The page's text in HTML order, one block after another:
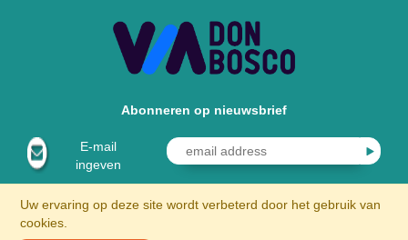
Uw ervaring op deze site wordt verbeterd door het gebruik van
cookies.
Abonneren op nieuwsbrief
E-mail
ingeven